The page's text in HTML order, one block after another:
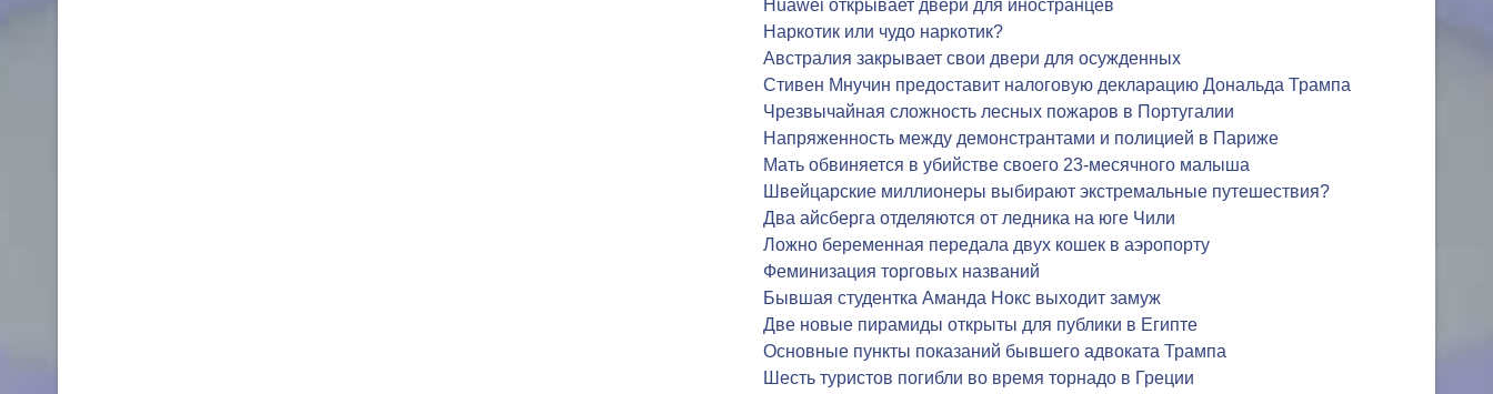
Huawei открывает двери для иностранцев
Наркотик или чудо наркотик?
Австралия закрывает свои двери для осужденных
Стивен Мнучин предоставит налоговую декларацию Дональда Трампа
Чрезвычайная сложность лесных пожаров в Португалии
Напряженность между демонстрантами и полицией в Париже
Мать обвиняется в убийстве своего 23-месячного малыша
Швейцарские миллионеры выбирают экстремальные путешествия?
Два айсберга отделяются от ледника на юге Чили
Ложно беременная передала двух кошек в аэропорту
Феминизация торговых названий
Бывшая студентка Аманда Нокс выходит замуж
Две новые пирамиды открыты для публики в Египте
Основные пункты показаний бывшего адвоката Трампа
Шесть туристов погибли во время торнадо в Греции